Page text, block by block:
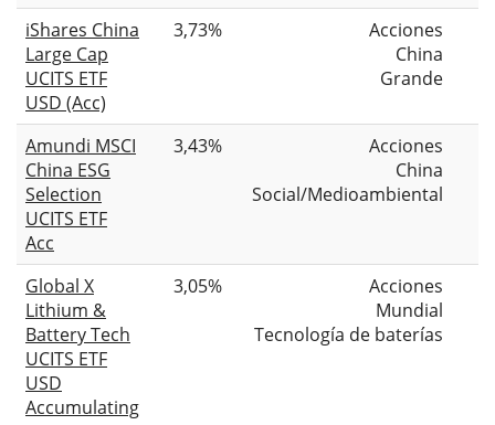
iShares China
Large Cap
UCITS ETF
USD (Acc)
3,73%
Acciones
China
Grande
Amundi MSCI
China ESG
Selection
UCITS ETF
Acc
3,43%
Acciones
China
Social/Medioambiental
Global X
Lithium &
Battery Tech
UCITS ETF
USD
Accumulating
3,05%
Acciones
Mundial
Tecnología de baterías